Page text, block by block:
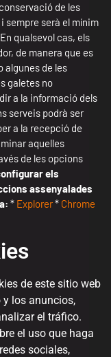
de les
sempre serà el mínim
qualsevol cas, els
de manera que es
algunes de les
galetes no
a la informació dels
serveis podrà ser
a la recepció de
aquelles
de les opcions
els
assenyalades
* Explorer* Chrome
de este sitio web
los anuncios,
el tráfico.
el uso que haga
sociales,